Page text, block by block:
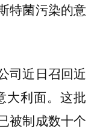
特菌污染的意
司近日召回近
大利面。这批
被制成数十个